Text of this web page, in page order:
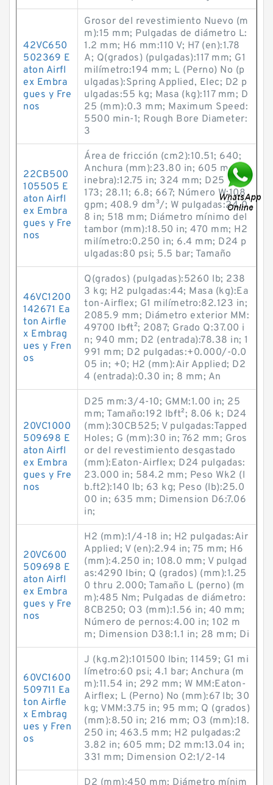
42VC650
502369 E
aton Airfl
ex Embra
gues y Fre
nos
Grosor del revestimiento Nuevo (m
m):15 mm; Pulgadas de diámetro L:
1.2 mm; H6 mm:110 V; H7 (en):1.78
A; Q(grados) (pulgadas):117 mm; G1
milímetro:194 mm; L (Perno) No (p
ulgadas):Spring Applied, Elec; D2 p
ulgadas:55 kg; Masa (kg):117 mm; D
25 (mm):0.3 mm; Maximum Speed:
5500 min-1; Rough Bore Diameter:
3
22CB500
105505 E
aton Airfl
ex Embra
gues y Fre
nos
Área de fricción (cm2):10.51; 640;
Anchura (mm):23.80 in; 605 mm; G
inebra):12.75 in; 324 mm; D25 (en):
173; 28.11; 6.8; 667; Número W:108
gpm; 408.9 dm³/; W pulgadas:24.0
8 in; 518 mm; Diámetro mínimo del
tambor (mm):18.50 in; 470 mm; H2
milímetro:0.250 in; 6.4 mm; D24 p
ulgadas:80 psi; 5.5 bar; Tamaño
46VC1200
142671 Ea
ton Airfle
x Embrag
ues y Fren
os
Q(grados) (pulgadas):5260 lb; 238
3 kg; H2 pulgadas:44; Masa (kg):Ea
ton-Airflex; G1 milímetro:82.123 in;
2085.9 mm; Diámetro exterior MM:
49700 lb·ft²; 2087; Grado Q:37.00 i
n; 940 mm; D2 (entrada):78.38 in; 1
991 mm; D2 pulgadas:+0.000/-0.0
05 in; +0; H2 (mm):Air Applied; D2
4 (entrada):0.30 in; 8 mm; An
20VC1000
509698 E
aton Airfl
ex Embra
gues y Fre
nos
D25 mm:3/4-10; GMM:1.00 in; 25
mm; Tamaño:192 lb·ft²; 8.06 k; D24
(mm):30CB525; V pulgadas:Tapped
Holes; G (mm):30 in; 762 mm; Gros
or del revestimiento desgastado
(mm):Eaton-Airflex; D24 pulgadas:
23.000 in; 584.2 mm; Peso Wk2 (l
b.ft2):140 lb; 63 kg; Peso (lb):25.0
00 in; 635 mm; Dimension D6:7.06
in;
20VC600
509698 E
aton Airfl
ex Embra
gues y Fre
nos
H2 (mm):1/4-18 in; H2 pulgadas:Air
Applied; V (en):2.94 in; 75 mm; H6
(mm):4.250 in; 108.0 mm; V pulgad
as:4290 lb·in; Q (grados) (mm):1.25
0 thru 2.000; Tamaño L (perno) (m
m):485 Nm; Pulgadas de diámetro:
8CB250; O3 (mm):1.56 in; 40 mm;
Número de pernos:4.00 in; 102 m
m; Dimension D38:1.1 in; 28 mm; Di
60VC1600
509711 Ea
ton Airfle
x Embrag
ues y Fren
os
J (kg.m2):101500 lb·in; 11459; G1 mi
límetro:60 psi; 4.1 bar; Anchura (m
m):11.54 in; 292 mm; W MM:Eaton-
Airflex; L (Perno) No (mm):67 lb; 30
kg; VMM:3.75 in; 95 mm; Q (grados)
(mm):8.50 in; 216 mm; O3 (mm):18.
250 in; 463.5 mm; H2 pulgadas:2
3.82 in; 605 mm; D2 mm:13.04 in;
331 mm; Dimension O2:1/2-14
D2 (mm):450 mm; Diámetro mínim